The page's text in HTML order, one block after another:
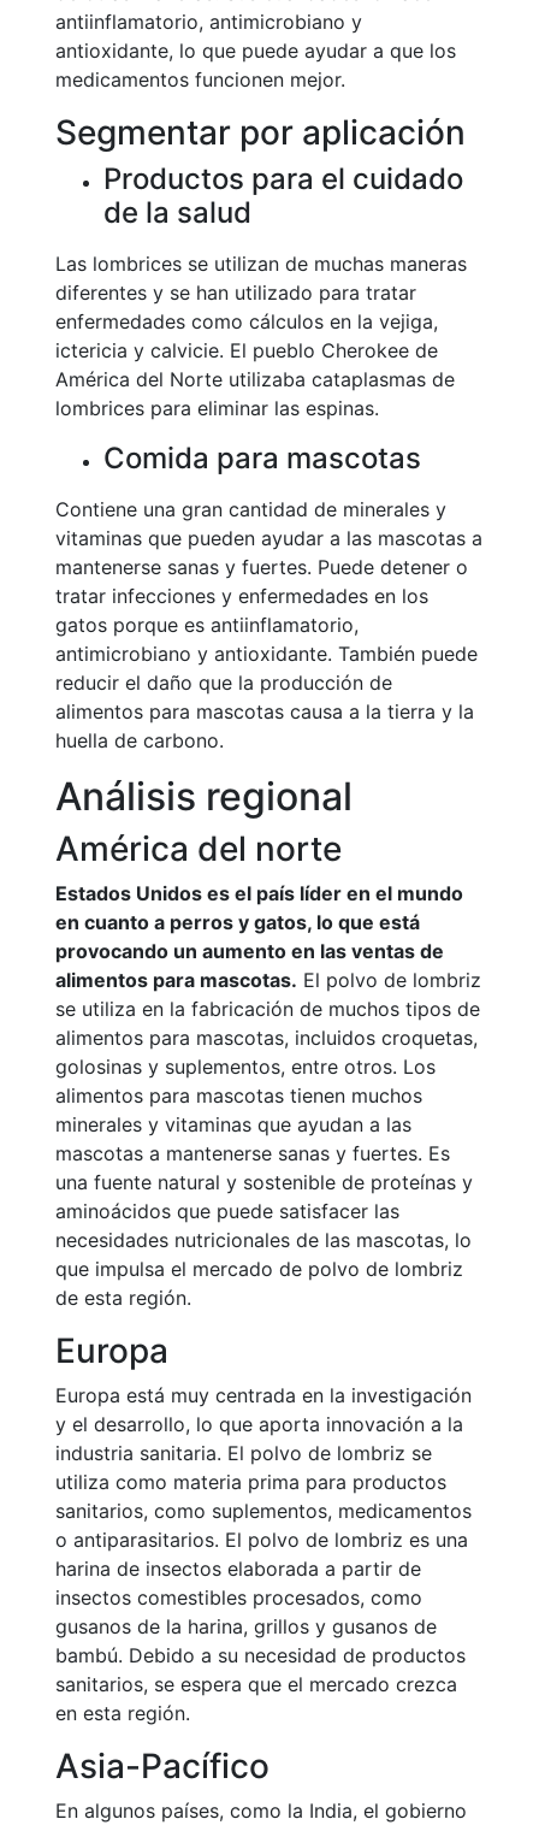
antiinflamatorio, antimicrobiano y
antioxidante, lo que puede ayudar a que los
medicamentos funcionen mejor.
Segmentar por aplicación
Productos para el cuidado
de la salud
Las lombrices se utilizan de muchas maneras
diferentes y se han utilizado para tratar
enfermedades como cálculos en la vejiga,
ictericia y calvicie. El pueblo Cherokee de
América del Norte utilizaba cataplasmas de
lombrices para eliminar las espinas.
Comida para mascotas
Contiene una gran cantidad de minerales y
vitaminas que pueden ayudar a las mascotas a
mantenerse sanas y fuertes. Puede detener o
tratar infecciones y enfermedades en los
gatos porque es antiinflamatorio,
antimicrobiano y antioxidante. También puede
reducir el daño que la producción de
alimentos para mascotas causa a la tierra y la
huella de carbono.
Análisis regional
América del norte
Estados Unidos es el país líder en el mundo
en cuanto a perros y gatos, lo que está
provocando un aumento en las ventas de
alimentos para mascotas. El polvo de lombriz
se utiliza en la fabricación de muchos tipos de
alimentos para mascotas, incluidos croquetas,
golosinas y suplementos, entre otros. Los
alimentos para mascotas tienen muchos
minerales y vitaminas que ayudan a las
mascotas a mantenerse sanas y fuertes. Es
una fuente natural y sostenible de proteínas y
aminoácidos que puede satisfacer las
necesidades nutricionales de las mascotas, lo
que impulsa el mercado de polvo de lombriz
de esta región.
Europa
Europa está muy centrada en la investigación
y el desarrollo, lo que aporta innovación a la
industria sanitaria. El polvo de lombriz se
utiliza como materia prima para productos
sanitarios, como suplementos, medicamentos
o antiparasitarios. El polvo de lombriz es una
harina de insectos elaborada a partir de
insectos comestibles procesados, como
gusanos de la harina, grillos y gusanos de
bambú. Debido a su necesidad de productos
sanitarios, se espera que el mercado crezca
en esta región.
Asia-Pacífico
En algunos países, como la India, el gobierno